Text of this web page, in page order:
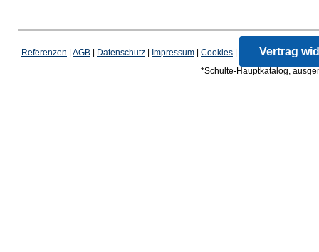
Referenzen AGB Datenschutz Impressum Cookies Vertrag
*Schulte-Hauptkatalog,